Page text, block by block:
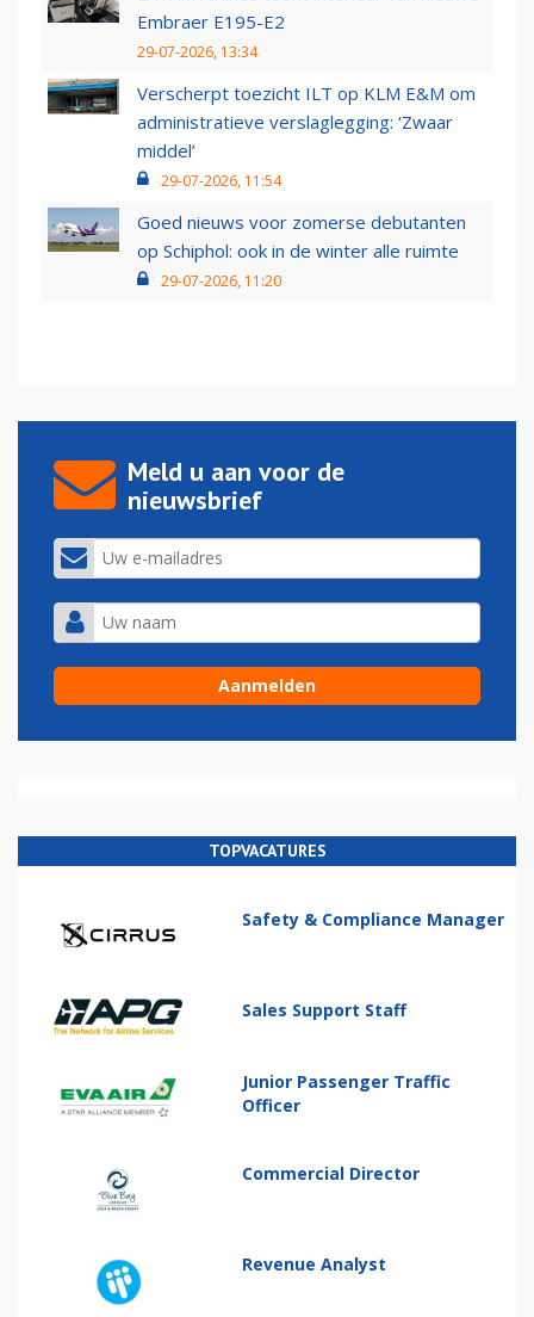
Embraer E195-E2
29-07-2026, 13:34
Verscherpt toezicht ILT op KLM E&M om
administratieve verslaglegging: ‘Zwaar
middel’
29-07-2026, 11:54
Goed nieuws voor zomerse debutanten
op Schiphol: ook in de winter alle ruimte
29-07-2026, 11:20
Meld u aan voor de
nieuwsbrief
TOPVACATURES
Safety & Compliance Manager
Sales Support Staff
Junior Passenger Traffic
Officer
Commercial Director
Revenue Analyst